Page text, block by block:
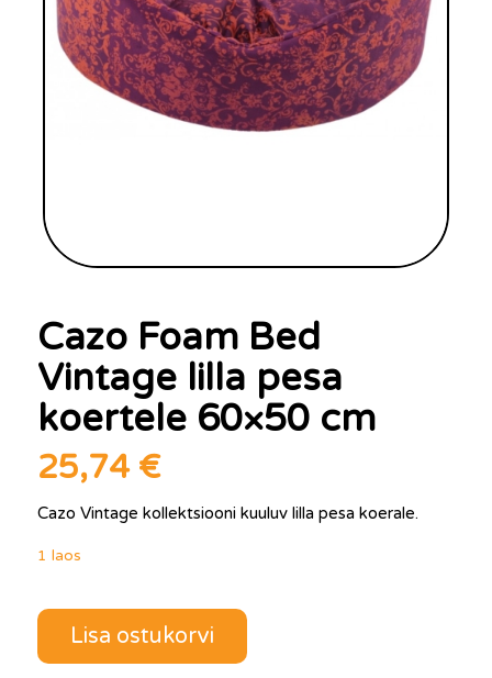
Cazo Foam Bed
Vintage lilla pesa
koertele 60×50 cm
25,74 €
Cazo Vintage kollektsiooni kuuluv lilla pesa koerale.
1 laos
Lisa ostukorvi